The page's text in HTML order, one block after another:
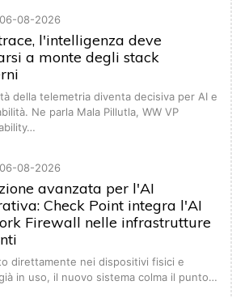
06-08-2026
l'intelligenza deve
a monte degli stack
della telemetria diventa decisiva per AI e
Ne parla Mala Pillutla, WW VP
06-08-2026
avanzata per l'AI
Check Point integra l'AI
Firewall nelle infrastrutture
direttamente nei dispositivi fisici e
in uso, il nuovo sistema colma il punto…